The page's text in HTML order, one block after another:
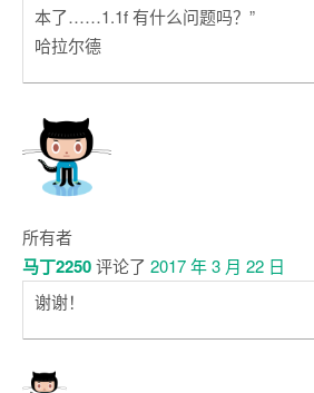
本了……1.1f 有什么问题吗？”
哈拉尔德
所有者
马丁2250评论了 2017 年 3 月 22 日
谢谢！